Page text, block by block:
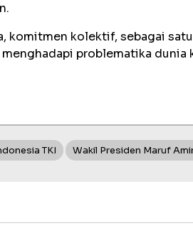
komitmen kolektif, sebagai
problematika dunia
TKI Wakil Presiden Maruf